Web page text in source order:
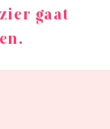
gaat